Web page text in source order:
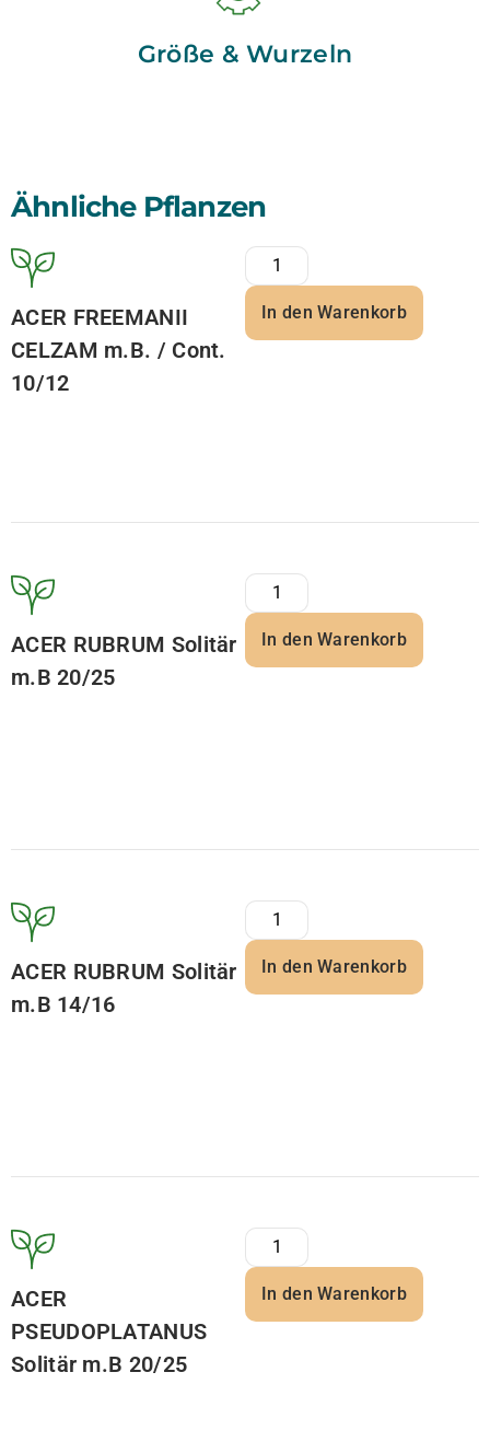
Größe & Wurzeln
Ähnliche Pflanzen
ACER FREEMANII
CELZAM m.B. / Cont.
10/12
In den Warenkorb
ACER RUBRUM Solitär
m.B 20/25
In den Warenkorb
ACER RUBRUM Solitär
m.B 14/16
In den Warenkorb
ACER
PSEUDOPLATANUS
Solitär m.B 20/25
In den Warenkorb